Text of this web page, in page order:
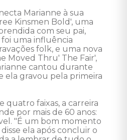
Marianne à sua
Kinsmen Bold', uma
com seu pai,
uma influência
folk, e uma nova
Moved Thru' The Fair',
cantou durante
ela gravou pela primeira
quatro faixas, a carreira
por mais de 60 anos:
"É um bom momento
ela após concluir o